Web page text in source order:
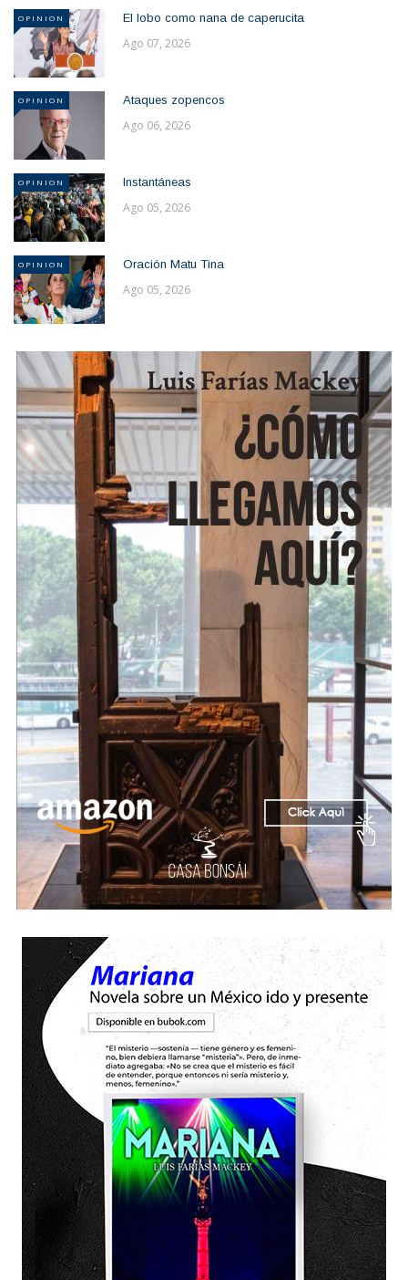
OPINION El lobo como nana de caperucita
Ago 07, 2026
OPINION Ataques zopencos
Ago 06, 2026
OPINION Instantáneas
Ago 05, 2026
OPINION Oración Matu Tina
Ago 05, 2026